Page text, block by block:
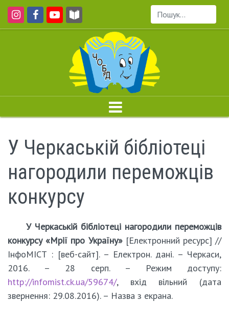
Пошук...
У Черкаській бібліотеці
нагородили переможців
конкурсу
У Черкаській бібліотеці нагородили переможців
конкурсу «Мрії про Україну»[Електронний ресурс] //
ІнфоМІСТ : [веб-сайт]. – Електрон. дані. – Черкаси,
2016. – 28 серп. – Режим доступу:
http://infomist.ck.ua/59674/, вхід вільний (дата
звернення: 29.08.2016). – Назва з екрана.